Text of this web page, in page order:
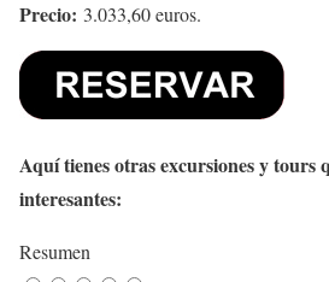
Precio: 3.033,60 euros.
Aquí tienes otras excursiones y tours
interesantes:
Resumen